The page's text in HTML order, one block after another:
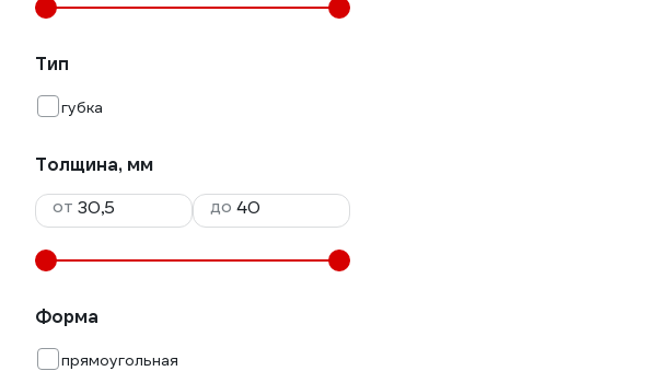
Тип
губка
Толщина, мм
от
до
Форма
прямоугольная